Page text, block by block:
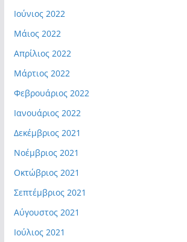
Ιούνιος 2022
Μάιος 2022
Απρίλιος 2022
Μάρτιος 2022
Φεβρουάριος 2022
Ιανουάριος 2022
Δεκέμβριος 2021
Νοέμβριος 2021
Οκτώβριος 2021
Σεπτέμβριος 2021
Αύγουστος 2021
Ιούλιος 2021